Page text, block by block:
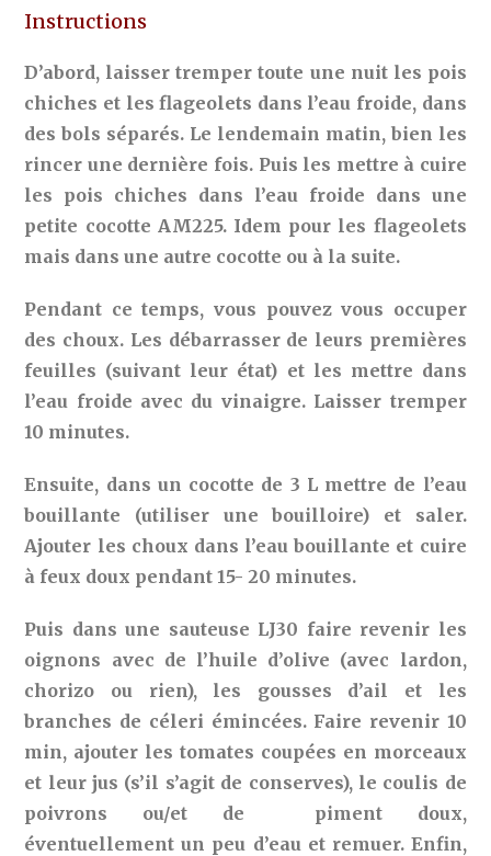
Instructions
D’abord, laisser tremper toute une nuit les pois
chiches et les flageolets dans l’eau froide, dans
des bols séparés. Le lendemain matin, bien les
rincer une dernière fois. Puis les mettre à cuire
les pois chiches dans l’eau froide dans une
petite cocotte AM225. Idem pour les flageolets
mais dans une autre cocotte ou à la suite.
Pendant ce temps, vous pouvez vous occuper
des choux. Les débarrasser de leurs premières
feuilles (suivant leur état) et les mettre dans
l’eau froide avec du vinaigre. Laisser tremper
10 minutes.
Ensuite, dans un cocotte de 3 L mettre de l’eau
bouillante (utiliser une bouilloire) et saler.
Ajouter les choux dans l’eau bouillante et cuire
à feux doux pendant 15- 20 minutes.
Puis dans une sauteuse LJ30 faire revenir les
oignons avec de l’huile d’olive (avec lardon,
chorizo ou rien), les gousses d’ail et les
branches de céleri émincées. Faire revenir 10
min, ajouter les tomates coupées en morceaux
et leur jus (s’il s’agit de conserves), le coulis de
poivrons ou/et de piment doux,
éventuellement un peu d’eau et remuer. Enfin,